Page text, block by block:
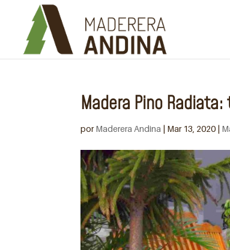
Madera Pino
porMaderera Andina | Mar 13, 2020 |